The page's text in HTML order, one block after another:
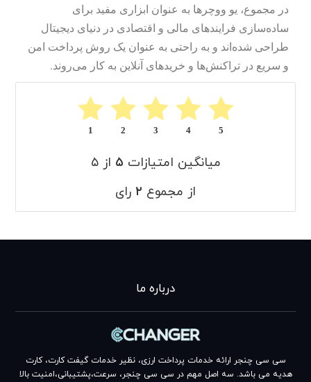
در مجموع، یو ووچرها به عنوان ابزاری مفید برای
ساده‌سازی فرایندهای مالی و اقتصادی در دنیای دیجیتال
طراحی شده‌اند و به راحتی به عنوان یک روش پرداخت امن
و سریع در تراکنش‌ها و خریدهای آنلاین به کار می‌روند.
5
4
3
2
1
میانگین امتیازات ۵ از ۵
از مجموع ۲ رای
درباره ما
سی سی چنجر ارائه خدمات پرداخت ارزی، نظیر خدمات گیفت کارت، کارت
هدیه می باشد. سه اصل مهم در سی سی چنجر، سرعت،پشتیبانی،امنیت بالا